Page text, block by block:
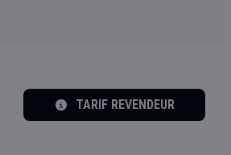
TARIF REVENDEUR